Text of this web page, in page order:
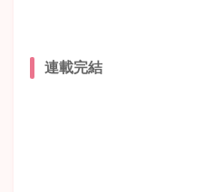
連載完結